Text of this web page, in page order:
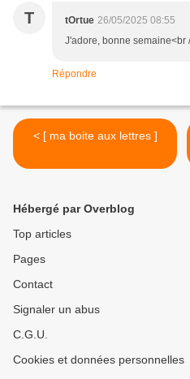
T tOrtue 26/05/2025 08:55
J'adore, bonne semaine<br
Répondre
< [ ma boite aux lettres ]
Hébergé par Overblog
Top articles
Pages
Contact
Signaler un abus
C.G.U.
Cookies et données personnelles